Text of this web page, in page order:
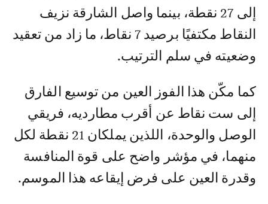
إلى 27 نقطة، بينما واصل الشارقة نزيف
النقاط مكتفيًا برصيد 7 نقاط، ما زاد من تعقيد
وضعيته في سلم الترتيب.
كما مكّن هذا الفوز العين من توسيع الفارق
إلى ست نقاط عن أقرب مطارديه، فريقي
الوصل والوحدة، اللذين يملكان 21 نقطة لكل
منهما، في مؤشر واضح على قوة المنافسة
وقدرة العين على فرض إيقاعه هذا الموسم.